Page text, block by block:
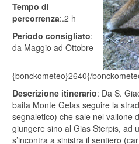
Tempo di
percorrenza:.2 h
Periodo consigliato:
da Maggio ad Ottobre
{bonckometeo}2640{/
Descrizione itinerario: Da S.
baita Monte Gelas seguire la
segnaletico) che sale nel vallone
giungere sino al Gias Sterpis, ad
s’incontra a sinistra il sentiero